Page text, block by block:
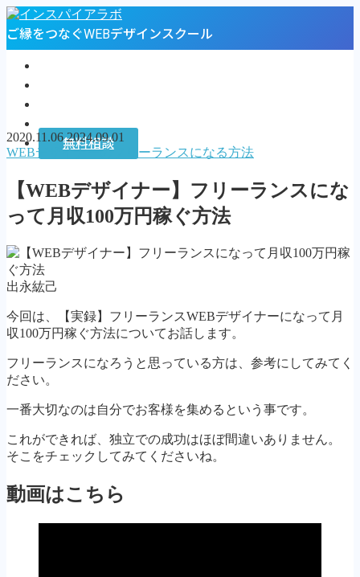
ご縁をつなぐWEBデザインスクール
インスパイアラボ
無料相談
トップページ
プロフィール
インスパイアラボ
無料相談
Follow Me
2020.11.062024.09.01
WEBデザイナーのフリーランスになる方法
【WEBデザイナー】フリーランスにな
って月収100万円稼ぐ方法
出永紘己
今回は、【実録】フリーランスWEBデザイナーになって月
収100万円稼ぐ方法についてお話します。
フリーランスになろうと思っている方は、参考にしてみてく
ださい。
一番大切なのは自分でお客様を集めるという事です。
これができれば、独立での成功はほぼ間違いありません。
そこをチェックしてみてくださいね。
動画はこちら